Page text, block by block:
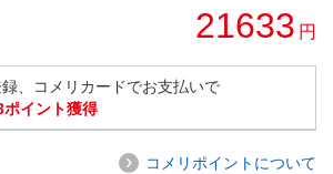
21633 円
、コメリカードでお支払いで
ポイント獲得
コメリポイントについて